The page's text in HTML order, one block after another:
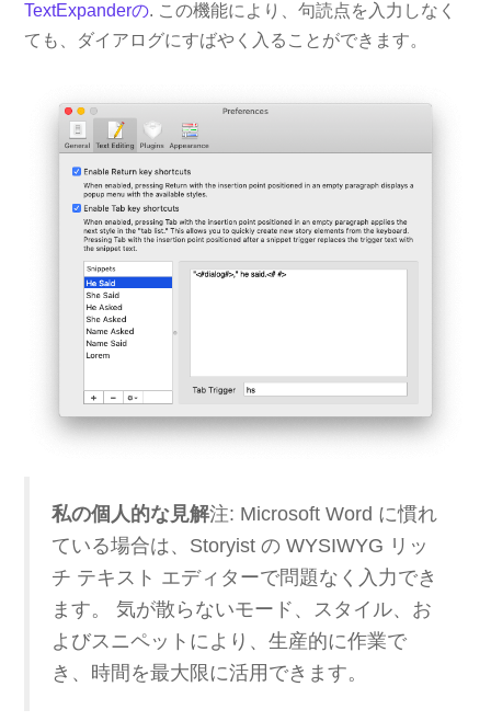
TextExpanderの. この機能により、句読点を入力しなく
ても、ダイアログにすばやく入ることができます。
私の個人的な見解注: Microsoft Word に慣れ
ている場合は、Storyist の WYSIWYG リッ
チ テキスト エディターで問題なく入力でき
ます。 気が散らないモード、スタイル、お
よびスニペットにより、生産的に作業で
き、時間を最大限に活用できます。